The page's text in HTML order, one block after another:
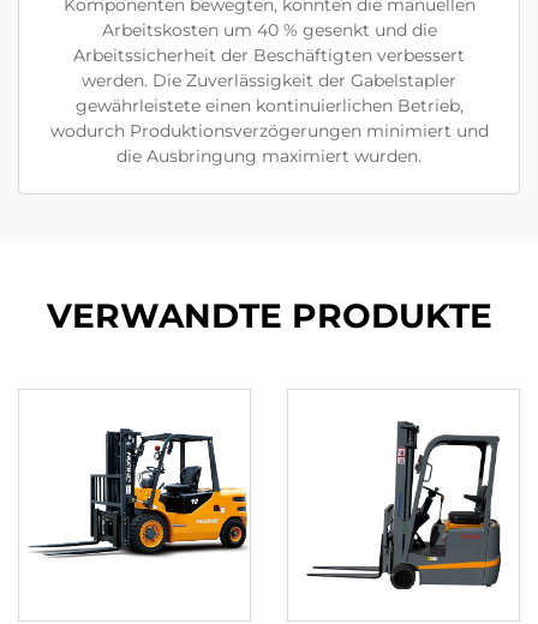
Komponenten bewegten, konnten die manuellen
Arbeitskosten um 40 % gesenkt und die
Arbeitssicherheit der Beschäftigten verbessert
werden. Die Zuverlässigkeit der Gabelstapler
gewährleistete einen kontinuierlichen Betrieb,
wodurch Produktionsverzögerungen minimiert und
die Ausbringung maximiert wurden.
VERWANDTE PRODUKTE